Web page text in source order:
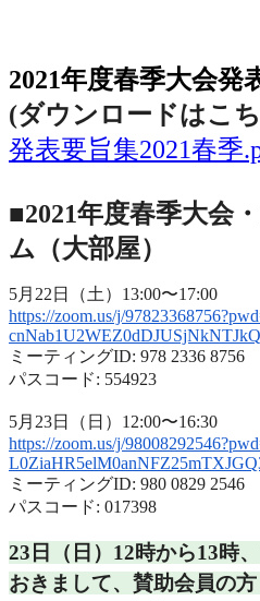
2021年度春季大会発
(ダウンロードはこ
発表要旨集2021春季
■2021年度春季大会
ム（大部屋）
5月22日（土）13:00〜17:00
https://zoom.us/j/97823368756?
ミーティングID: 978 2336 8756
パスコード: 554923
5月23日（日）12:00〜16:30
https://zoom.us/j/98008292546?
ミーティングID: 980 0829 2546
パスコード: 017398
23日（日）12時から13時、
おきまして、 賛助会員の